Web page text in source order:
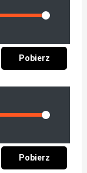
Volume
Pobierz
Volume
Pobierz